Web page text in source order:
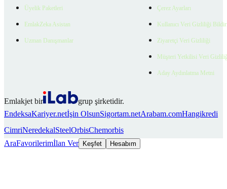
Üyelik Paketleri
EmlakZeka Asistan
Uzman Danışmanlar
Çerez Ayarları
Kullanıcı Veri Gizliliği
Ziyaretçi Veri Gizliliği
Müşteri Yetkilisi Veri
Aday Aydınlatma Metni
Emlakjet bir
grup şirketidir.
EndeksaKariyer.netİşin OlsunSigortam.netArabam.comHangikredi
CimriNeredekalSteelOrbisChemorbis
AraFavorilerimİlan Ver Keşfet Hesabım